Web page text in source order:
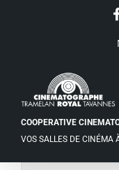
COOPERATIVE
VOS SALLES DE CINÉMA